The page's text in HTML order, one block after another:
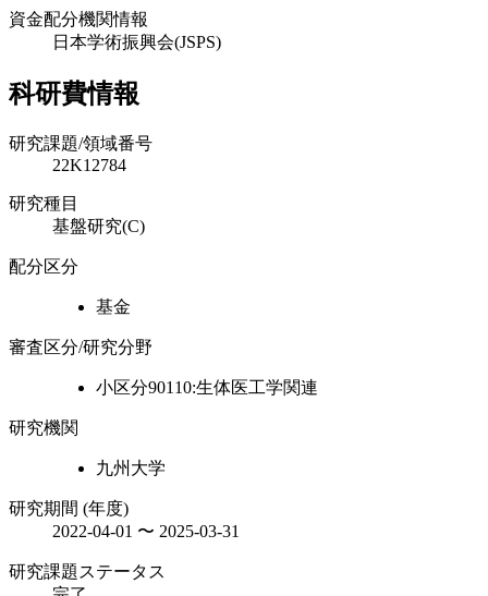
資金配分機関情報
日本学術振興会(JSPS)
科研費情報
研究課題/領域番号
22K12784
研究種目
基盤研究(C)
配分区分
基金
審査区分/研究分野
小区分90110:生体医工学関連
研究機関
九州大学
研究期間 (年度)
2022-04-01 〜 2025-03-31
研究課題ステータス